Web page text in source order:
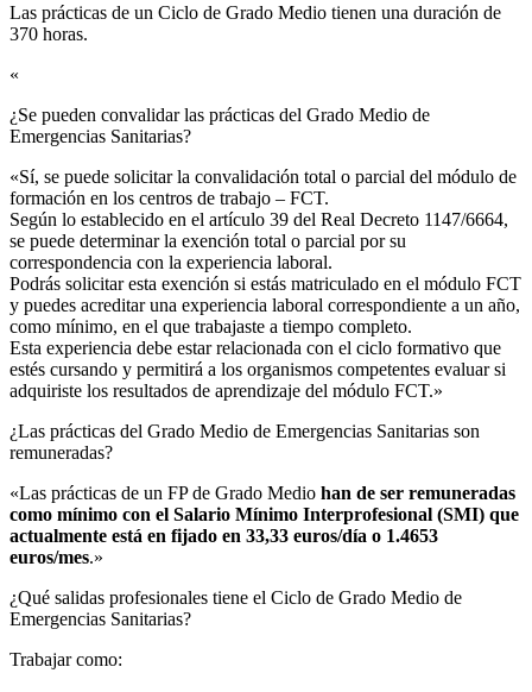
Las prácticas de un Ciclo de Grado Medio tienen una duración de
370 horas.
«
¿Se pueden convalidar las prácticas del Grado Medio de
Emergencias Sanitarias?​
«Sí, se puede solicitar la convalidación total o parcial del módulo de
formación en los centros de trabajo – FCT.
Según lo establecido en el artículo 39 del Real Decreto 1147/6664,
se puede determinar la exención total o parcial por su
correspondencia con la experiencia laboral.
Podrás solicitar esta exención si estás matriculado en el módulo FCT
y puedes acreditar una experiencia laboral correspondiente a un año,
como mínimo, en el que trabajaste a tiempo completo.
Esta experiencia debe estar relacionada con el ciclo formativo que
estés cursando y permitirá a los organismos competentes evaluar si
adquiriste los resultados de aprendizaje del módulo FCT.»
¿Las prácticas del Grado Medio de Emergencias Sanitarias son
remuneradas?​
«Las prácticas de un FP de Grado Medio han de ser remuneradas
como mínimo con el Salario Mínimo Interprofesional (SMI) que
actualmente está en fijado en 33,33 euros/día o 1.4653
euros/mes.»
¿Qué salidas profesionales tiene el Ciclo de Grado Medio de
Emergencias Sanitarias?​
Trabajar como: